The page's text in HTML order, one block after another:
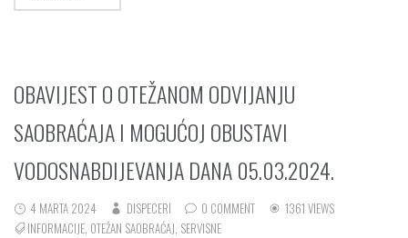
OBAVIJEST O OTEŽANOM ODVIJANJU
SAOBRAĆAJA I MOGUĆOJ OBUSTAVI
VODOSNABDIJEVANJA DANA 05.03.2024.
4 MARTA 2024 DISPECERI 0 COMMENT
1361 VIEWS
INFORMACIJE OTEŽAN SAOBRAĆAJ SERVISNE